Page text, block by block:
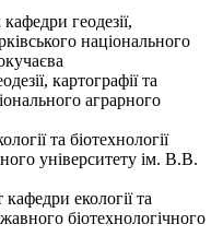
геодезії,
національного
картографії та
аграрного
та біотехнології
університету ім. В.В.
екології та
біотехнологічного